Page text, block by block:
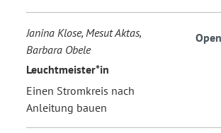
Janina Klose, Mesut Aktas,
Barbara Obele
Leuchtmeister*in
Einen Stromkreis nach
Anleitung bauen